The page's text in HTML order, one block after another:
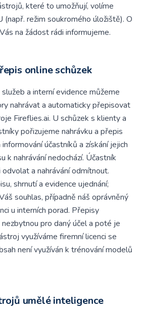
které to umožňují, volíme
(např. režim soukromého úložiště). O
na žádost rádi informujeme.
online schůzek
a interní evidence můžeme
nahrávat a automaticky přepisovat
Fireflies.ai. U schůzek s klienty a
pořizujeme nahrávku a přepis
účastníků a získání jejich
k nahrávání nedochází. Účastník
a nahrávání odmítnout.
shrnutí a evidence ujednání;
souhlas, případně náš oprávněný
u interních porad. Přepisy
pro daný účel a poté je
využíváme firemní licenci se
není využíván k trénování modelů
umělé inteligence